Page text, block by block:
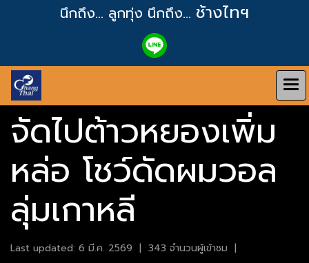
นึกถึง... ลูกทุ่ง นึกถึง... ช้างไทฯ
จัดไปต้าวหยองเพิ่ม
หล่อ โชว์ดัดผมวอล
ลุ่มเกาหลี
Last updated: 6 มี.ค. 2569 | 343 จำนวนผู้เข้าชม |